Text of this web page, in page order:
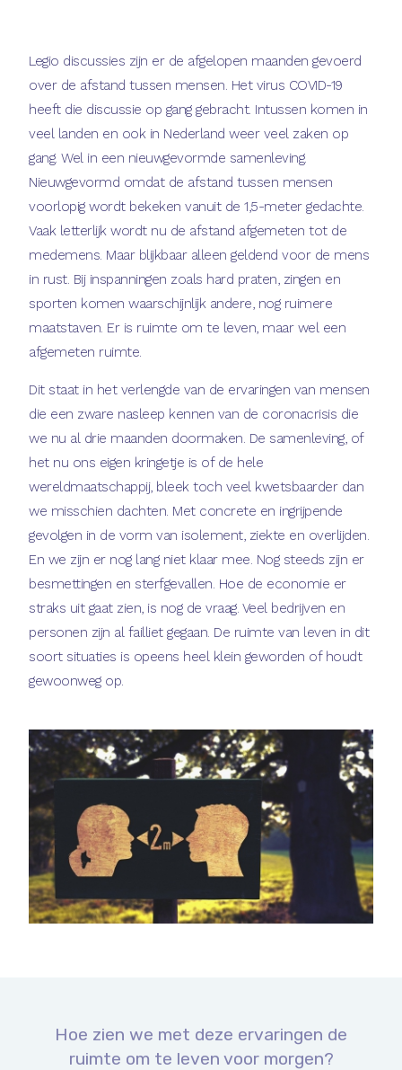
Legio discussies zijn er de afgelopen maanden gevoerd
over de afstand tussen mensen. Het virus COVID-19
heeft die discussie op gang gebracht. Intussen komen in
veel landen en ook in Nederland weer veel zaken op
gang. Wel in een nieuwgevormde samenleving.
Nieuwgevormd omdat de afstand tussen mensen
voorlopig wordt bekeken vanuit de 1,5-meter gedachte.
Vaak letterlijk wordt nu de afstand afgemeten tot de
medemens. Maar blijkbaar alleen geldend voor de mens
in rust. Bij inspanningen zoals hard praten, zingen en
sporten komen waarschijnlijk andere, nog ruimere
maatstaven. Er is ruimte om te leven, maar wel een
afgemeten ruimte.
Dit staat in het verlengde van de ervaringen van mensen
die een zware nasleep kennen van de coronacrisis die
we nu al drie maanden doormaken. De samenleving, of
het nu ons eigen kringetje is of de hele
wereldmaatschappij, bleek toch veel kwetsbaarder dan
we misschien dachten. Met concrete en ingrijpende
gevolgen in de vorm van isolement, ziekte en overlijden.
En we zijn er nog lang niet klaar mee. Nog steeds zijn er
besmettingen en sterfgevallen. Hoe de economie er
straks uit gaat zien, is nog de vraag. Veel bedrijven en
personen zijn al failliet gegaan. De ruimte van leven in dit
soort situaties is opeens heel klein geworden of houdt
gewoonweg op.
Hoe zien we met deze ervaringen de
ruimte om te leven voor morgen?